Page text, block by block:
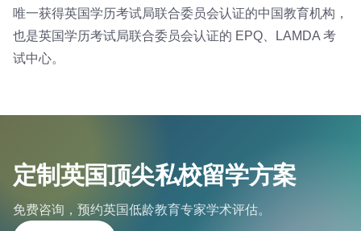
唯一获得英国学历考试局联合委员会认证的中国教育机构，
也是英国学历考试局联合委员会认证的 EPQ、LAMDA 考
试中心。
定制英国顶尖私校留学方案
免费咨询，预约英国低龄教育专家学术评估。